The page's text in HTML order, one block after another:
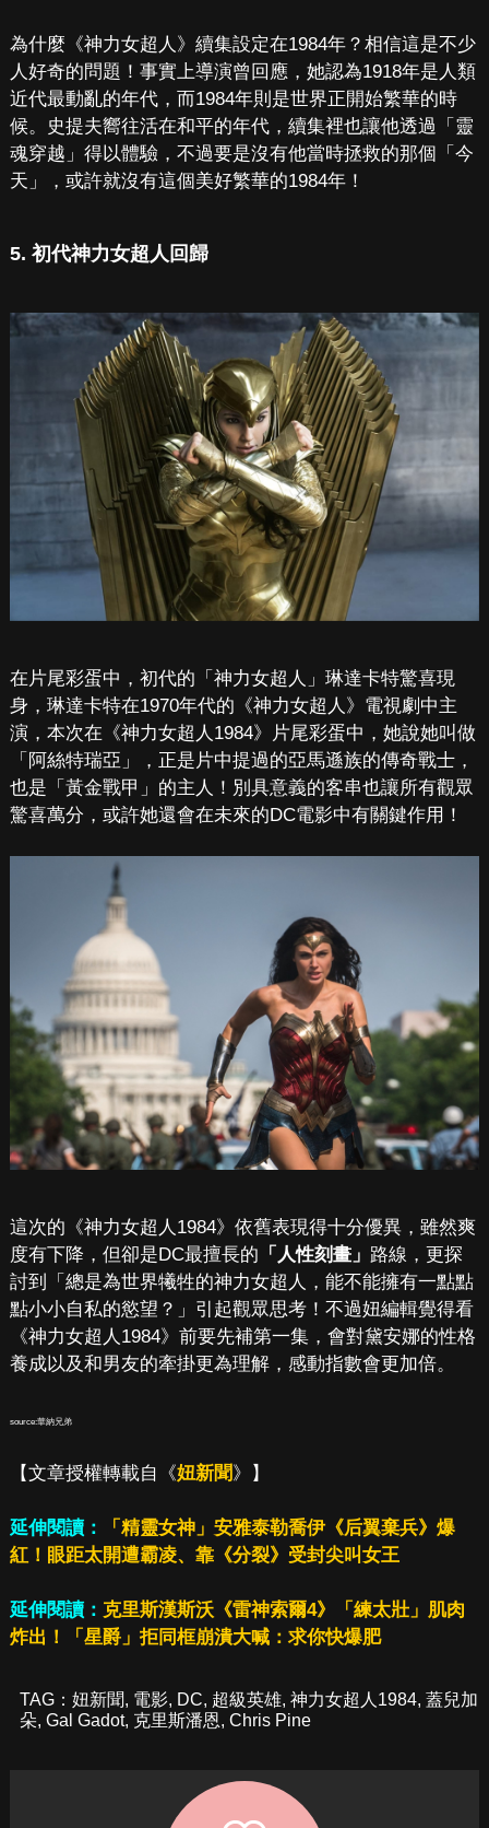
為什麼《神力女超人》續集設定在1984年？相信這是不少
人好奇的問題！事實上導演曾回應，她認為1918年是人類
近代最動亂的年代，而1984年則是世界正開始繁華的時
候。史提夫嚮往活在和平的年代，續集裡也讓他透過「靈
魂穿越」得以體驗，不過要是沒有他當時拯救的那個「今
天」，或許就沒有這個美好繁華的1984年！
5. 初代神力女超人回歸
在片尾彩蛋中，初代的「神力女超人」琳達卡特驚喜現
身，琳達卡特在1970年代的《神力女超人》電視劇中主
演，本次在《神力女超人1984》片尾彩蛋中，她說她叫做
「阿絲特瑞亞」，正是片中提過的亞馬遜族的傳奇戰士，
也是「黃金戰甲」的主人！別具意義的客串也讓所有觀眾
驚喜萬分，或許她還會在未來的DC電影中有關鍵作用！
這次的《神力女超人1984》依舊表現得十分優異，雖然爽
度有下降，但卻是DC最擅長的 「人性刻畫」 路線，更探
討到「總是為世界犧牲的神力女超人，能不能擁有一點點
點小小自私的慾望？」引起觀眾思考！不過妞編輯覺得看
《神力女超人1984》前要先補第一集，會對黛安娜的性格
養成以及和男友的牽掛更為理解，感動指數會更加倍。
source:華納兄弟
【文章授權轉載自《妞新聞》】
延伸閱讀：
「精靈女神」安雅泰勒喬伊《后翼棄兵》爆
紅！眼距太開遭霸凌、靠《分裂》受封尖叫女王
延伸閱讀： 克里斯漢斯沃《雷神索爾4》「練太壯」肌肉
炸出！「星爵」拒同框崩潰大喊：求你快爆肥
TAG： 妞新聞, 電影, DC, 超級英雄, 神力女超人1984, 蓋兒加
朵, Gal Gadot, 克里斯潘恩, Chris Pine